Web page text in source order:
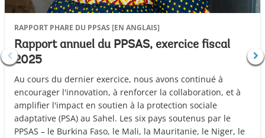
RAPPORT PHARE DU PPSAS [EN ANGLAIS]
Rapport annuel du PPSAS, exercice fiscal
2025
Au cours du dernier exercice, nous avons continué à
encourager l'innovation, à renforcer la collaboration, et à
amplifier l'impact en soutien à la protection sociale
adaptative (PSA) au Sahel. Les six pays soutenus par le
PPSAS – le Burkina Faso, le Mali, la Mauritanie, le Niger, le